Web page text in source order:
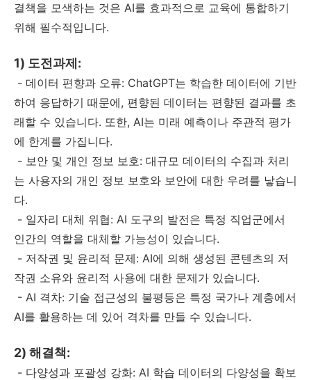
결책을 모색하는 것은 AI를 효과적으로 교육에 통합하기
위해 필수적입니다.
1) 도전과제:
- 데이터 편향과 오류: ChatGPT는 학습한 데이터에 기반
하여 응답하기 때문에, 편향된 데이터는 편향된 결과를 초
래할 수 있습니다. 또한, AI는 미래 예측이나 주관적 평가
에 한계를 가집니다.
- 보안 및 개인 정보 보호: 대규모 데이터의 수집과 처리
는 사용자의 개인 정보 보호와 보안에 대한 우려를 낳습니
다.
- 일자리 대체 위협: AI 도구의 발전은 특정 직업군에서
인간의 역할을 대체할 가능성이 있습니다.
- 저작권 및 윤리적 문제: AI에 의해 생성된 콘텐츠의 저
작권 소유와 윤리적 사용에 대한 문제가 있습니다.
- AI 격차: 기술 접근성의 불평등은 특정 국가나 계층에서
AI를 활용하는 데 있어 격차를 만들 수 있습니다.
2) 해결책:
- 다양성과 포괄성 강화: AI 학습 데이터의 다양성을 확보